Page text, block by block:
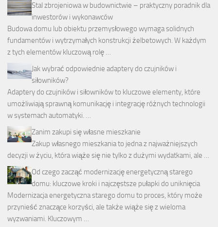
Stal zbrojeniowa w budownictwie – praktyczny poradnik dla
inwestorów i wykonawców
Budowa domu lub obiektu przemysłowego wymaga solidnych
fundamentów i wytrzymałych konstrukcji żelbetowych. W każdym
z tych elementów kluczową rolę …
Jak wybrać odpowiednie adaptery do czujników i
siłowników?
Adaptery do czujników i siłowników to kluczowe elementy, które
umożliwiają sprawną komunikację i integrację różnych technologii
w systemach automatyki. …
Zanim zakupi się własne mieszkanie
Zakup własnego mieszkania to jedna z najważniejszych
decyzji w życiu, która wiąże się nie tylko z dużymi wydatkami, ale …
Od czego zacząć modernizację energetyczną starego
domu: kluczowe kroki i najczęstsze pułapki do uniknięcia
Modernizacja energetyczna starego domu to proces, który może
przynieść znaczące korzyści, ale także wiąże się z wieloma
wyzwaniami. Kluczowym …